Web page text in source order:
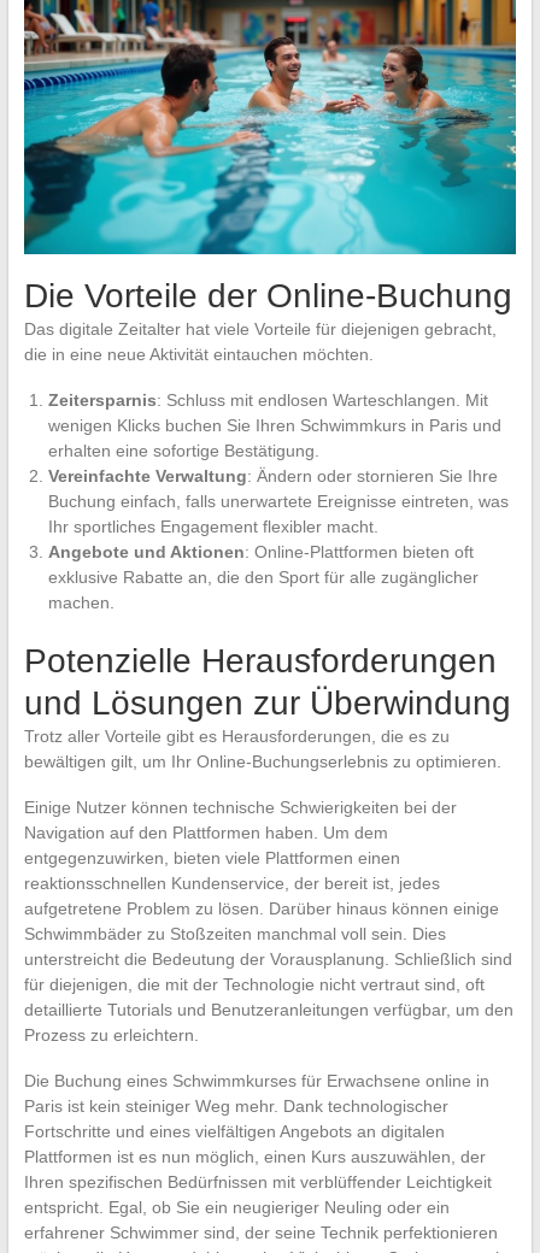
Die Vorteile der Online-Buchung
Das digitale Zeitalter hat viele Vorteile für diejenigen gebracht,
die in eine neue Aktivität eintauchen möchten.
Zeitersparnis: Schluss mit endlosen Warteschlangen. Mit
wenigen Klicks buchen Sie Ihren Schwimmkurs in Paris und
erhalten eine sofortige Bestätigung.
Vereinfachte Verwaltung: Ändern oder stornieren Sie Ihre
Buchung einfach, falls unerwartete Ereignisse eintreten, was
Ihr sportliches Engagement flexibler macht.
Angebote und Aktionen: Online-Plattformen bieten oft
exklusive Rabatte an, die den Sport für alle zugänglicher
machen.
Potenzielle Herausforderungen
und Lösungen zur Überwindung
Trotz aller Vorteile gibt es Herausforderungen, die es zu
bewältigen gilt, um Ihr Online-Buchungserlebnis zu optimieren.
Einige Nutzer können technische Schwierigkeiten bei der
Navigation auf den Plattformen haben. Um dem
entgegenzuwirken, bieten viele Plattformen einen
reaktionsschnellen Kundenservice, der bereit ist, jedes
aufgetretene Problem zu lösen. Darüber hinaus können einige
Schwimmbäder zu Stoßzeiten manchmal voll sein. Dies
unterstreicht die Bedeutung der Vorausplanung. Schließlich sind
für diejenigen, die mit der Technologie nicht vertraut sind, oft
detaillierte Tutorials und Benutzeranleitungen verfügbar, um den
Prozess zu erleichtern.
Die Buchung eines Schwimmkurses für Erwachsene online in
Paris ist kein steiniger Weg mehr. Dank technologischer
Fortschritte und eines vielfältigen Angebots an digitalen
Plattformen ist es nun möglich, einen Kurs auszuwählen, der
Ihren spezifischen Bedürfnissen mit verblüffender Leichtigkeit
entspricht. Egal, ob Sie ein neugieriger Neuling oder ein
erfahrener Schwimmer sind, der seine Technik perfektionieren